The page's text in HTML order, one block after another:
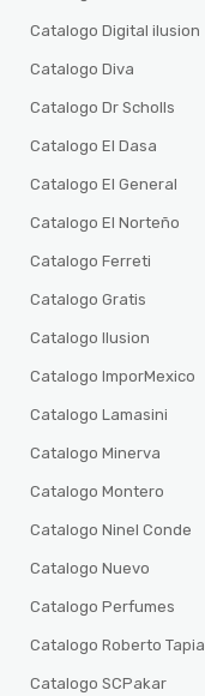
Catalogo Digital ilusion
Catalogo Diva
Catalogo Dr Scholls
Catalogo El Dasa
Catalogo El General
Catalogo El Norteño
Catalogo Ferreti
Catalogo Gratis
Catalogo Ilusion
Catalogo ImporMexico
Catalogo Lamasini
Catalogo Minerva
Catalogo Montero
Catalogo Ninel Conde
Catalogo Nuevo
Catalogo Perfumes
Catalogo Roberto Tapia
Catalogo SCPakar